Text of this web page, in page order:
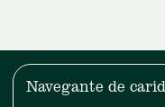
Navegante de